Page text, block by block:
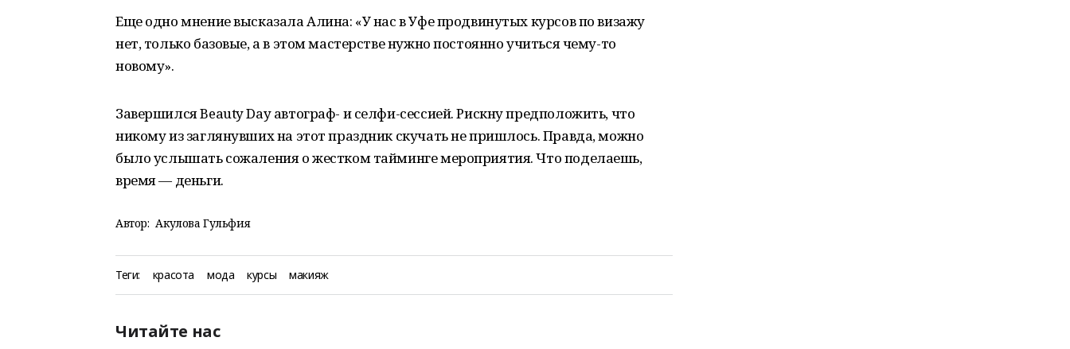
Еще одно мнение высказала Алина: «У нас в Уфе продвинутых курсов по визажу
нет, только базовые, а в этом мастерстве нужно постоянно учиться чему-то
новому».
Завершился Beauty Day автограф- и селфи-сессией. Рискну предположить, что
никому из заглянувших на этот праздник скучать не пришлось. Правда, можно
было услышать сожаления о жестком тайминге мероприятия. Что поделаешь,
время — деньги.
Автор: Акулова Гульфия
Теги: красота мода курсы макияж
Читайте нас